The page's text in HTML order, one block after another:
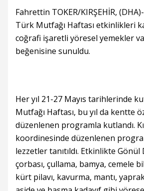
Fahrettin TOKER/KIRŞEHİR, (DHA)-
Türk Mutfağı Haftası etkinlikleri
coğrafi işaretli yöresel yemekler
beğenisine sunuldu.
Her yıl 21-27 Mayıs tarihlerinde
Mutfağı Haftası, bu yıl da kentte
düzenlenen programla kutlandı.
koordinesinde düzenlenen
lezzetler tanıtıldı. Etkinlikte Gönül
çorbası, çullama, bamya, cemele
kürt pilavı, kavurma, mantı,